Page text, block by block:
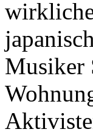
Musiker